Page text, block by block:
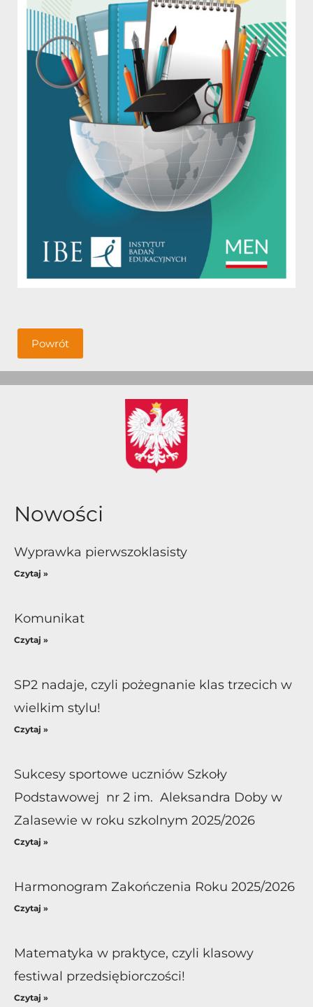
Powrót
Nowości
Wyprawka pierwszoklasisty
Czytaj »
Komunikat
Czytaj »
SP2 nadaje, czyli pożegnanie klas trzecich w
wielkim stylu!
Czytaj »
Sukcesy sportowe uczniów Szkoły
Podstawowej nr 2 im. Aleksandra Doby w
Zalasewie w roku szkolnym 2025/2026
Czytaj »
Harmonogram Zakończenia Roku 2025/2026
Czytaj »
Matematyka w praktyce, czyli klasowy
festiwal przedsiębiorczości!
Czytaj »